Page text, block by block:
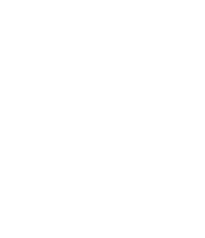
Pose d’enrobés
améliorer l’accès
La pose d’enrobés dans les
transforme les abords d'une
attractives. Ce procédé, intégré